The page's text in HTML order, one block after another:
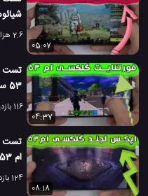
2.6 هزار بازدید
05:07
تست
53 سامسونگ
116 بازدید
04:37
تست
ام 53 سامسونگ
124 بازدید
08:18